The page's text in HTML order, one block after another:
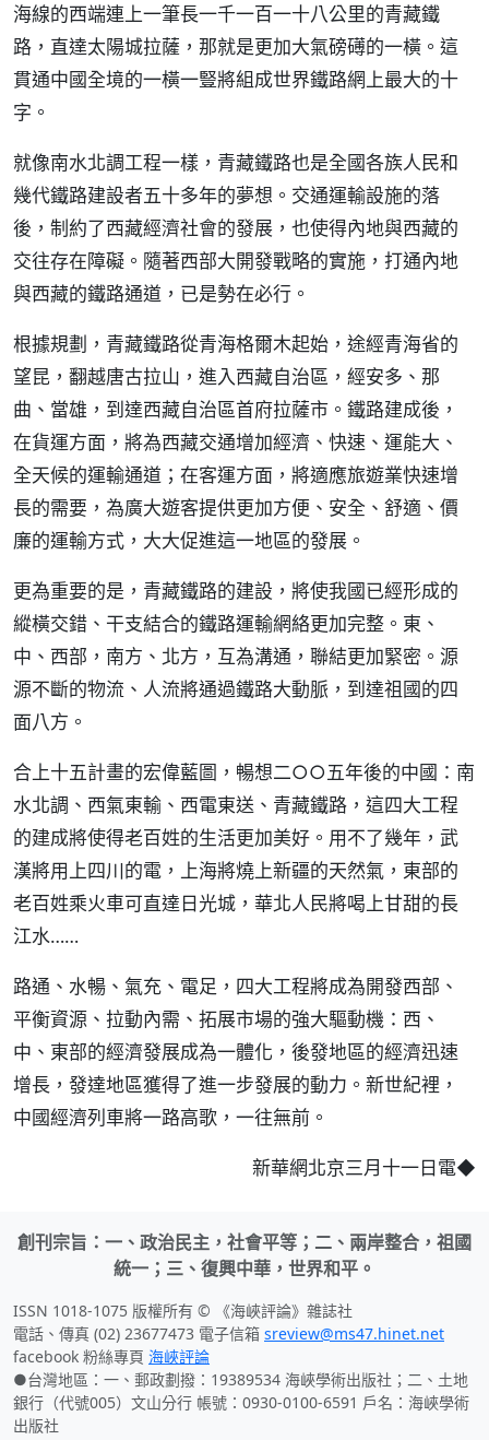
海線的西端連上一筆長一千一百一十八公里的青藏鐵
路，直達太陽城拉薩，那就是更加大氣磅礡的一橫。這
貫通中國全境的一橫一豎將組成世界鐵路網上最大的十
字。
就像南水北調工程一樣，青藏鐵路也是全國各族人民和
幾代鐵路建設者五十多年的夢想。交通運輸設施的落
後，制約了西藏經濟社會的發展，也使得內地與西藏的
交往存在障礙。隨著西部大開發戰略的實施，打通內地
與西藏的鐵路通道，已是勢在必行。
根據規劃，青藏鐵路從青海格爾木起始，途經青海省的
望昆，翻越唐古拉山，進入西藏自治區，經安多、那
曲、當雄，到達西藏自治區首府拉薩市。鐵路建成後，
在貨運方面，將為西藏交通增加經濟、快速、運能大、
全天候的運輸通道；在客運方面，將適應旅遊業快速增
長的需要，為廣大遊客提供更加方便、安全、舒適、價
廉的運輸方式，大大促進這一地區的發展。
更為重要的是，青藏鐵路的建設，將使我國已經形成的
縱橫交錯、干支結合的鐵路運輸網絡更加完整。東、
中、西部，南方、北方，互為溝通，聯結更加緊密。源
源不斷的物流、人流將通過鐵路大動脈，到達祖國的四
面八方。
合上十五計畫的宏偉藍圖，暢想二○○五年後的中國：南
水北調、西氣東輸、西電東送、青藏鐵路，這四大工程
的建成將使得老百姓的生活更加美好。用不了幾年，武
漢將用上四川的電，上海將燒上新疆的天然氣，東部的
老百姓乘火車可直達日光城，華北人民將喝上甘甜的長
江水……
路通、水暢、氣充、電足，四大工程將成為開發西部、
平衡資源、拉動內需、拓展市場的強大驅動機：西、
中、東部的經濟發展成為一體化，後發地區的經濟迅速
增長，發達地區獲得了進一步發展的動力。新世紀裡，
中國經濟列車將一路高歌，一往無前。
新華網北京三月十一日電◆
創刊宗旨：一、政治民主，社會平等；二、兩岸整合，祖國
統一；三、復興中華，世界和平。
ISSN 1018-1075 版權所有 © 《海峽評論》雜誌社
電話、傳真 (02) 23677473 電子信箱 sreview@ms47.hinet.net
facebook 粉絲專頁 海峽評論
●台灣地區：一、郵政劃撥：19389534 海峽學術出版社；二、土地
銀行（代號005）文山分行 帳號：0930-0100-6591 戶名：海峽學術
出版社